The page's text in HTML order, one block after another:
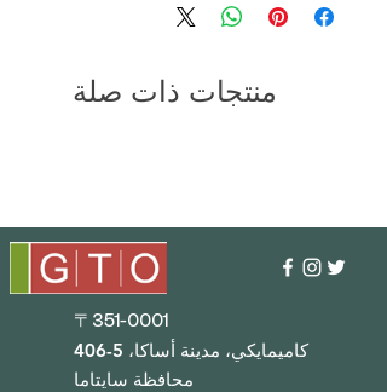
منتجات ذات صلة
〒351-0001
406-5 كاميمايكي، مدينة أساكا،
محافظة سايتاما